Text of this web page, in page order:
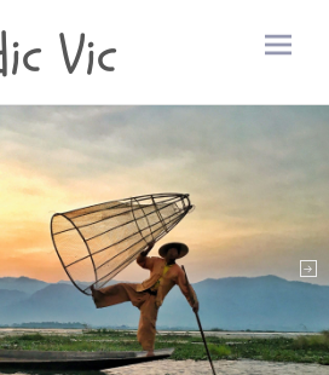
Vic